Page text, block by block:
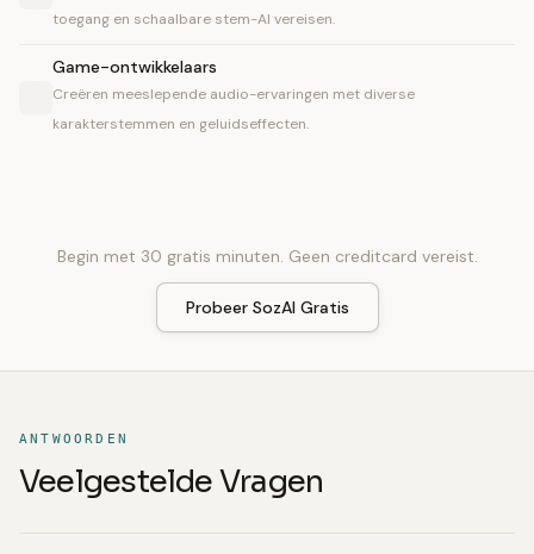
toegang en schaalbare stem-AI vereisen.
Game-ontwikkelaars
Creëren meeslepende audio-ervaringen met diverse
karakterstemmen en geluidseffecten.
Begin met 30 gratis minuten. Geen creditcard vereist.
Probeer SozAI Gratis
ANTWOORDEN
Veelgestelde Vragen